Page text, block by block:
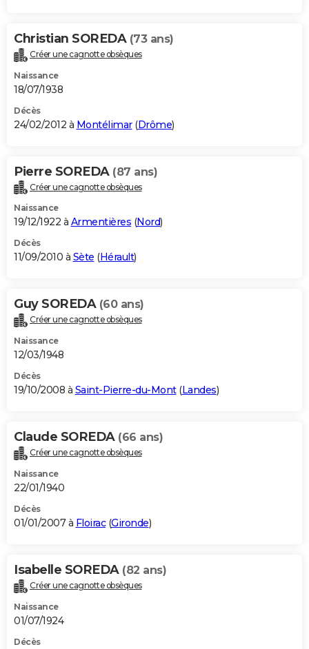
Christian SOREDA (73 ans)
Créer une cagnotte obsèques
Naissance
18/07/1938
Décès
24/02/2012 à Montélimar(Drôme)
Pierre SOREDA (87 ans)
Créer une cagnotte obsèques
Naissance
19/12/1922 à Armentières (Nord)
Décès
11/09/2010 à Sète (Hérault)
Guy SOREDA (60 ans)
Créer une cagnotte obsèques
Naissance
12/03/1948
Décès
19/10/2008 à Saint-Pierre-du-Mont(Landes)
Claude SOREDA (66 ans)
Créer une cagnotte obsèques
Naissance
22/01/1940
Décès
01/01/2007 à Floirac(Gironde)
Isabelle SOREDA (82 ans)
Créer une cagnotte obsèques
Naissance
01/07/1924
Décès